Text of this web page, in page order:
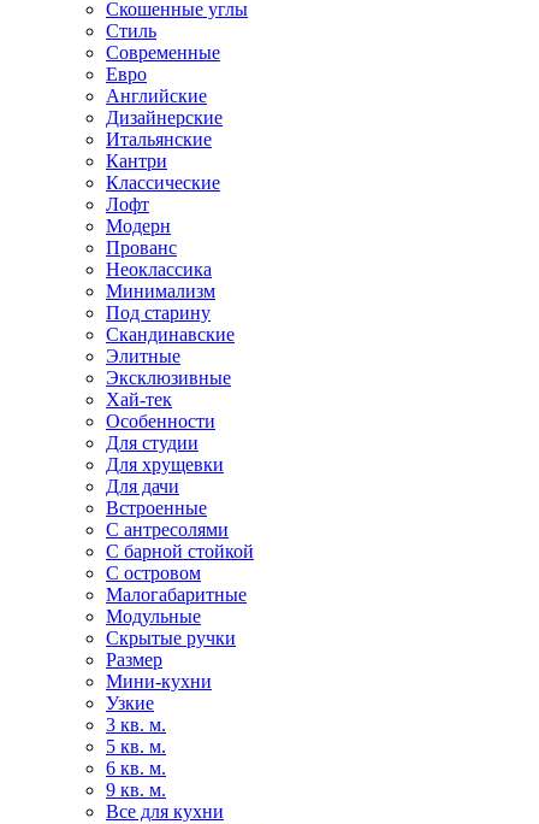
Скошенные углы
Стиль
Современные
Евро
Английские
Дизайнерские
Итальянские
Кантри
Классические
Лофт
Модерн
Прованс
Неоклассика
Минимализм
Под старину
Скандинавские
Элитные
Эксклюзивные
Хай-тек
Особенности
Для студии
Для хрущевки
Для дачи
Встроенные
С антресолями
С барной стойкой
С островом
Малогабаритные
Модульные
Скрытые ручки
Размер
Мини-кухни
Узкие
3 кв. м.
5 кв. м.
6 кв. м.
9 кв. м.
Все для кухни